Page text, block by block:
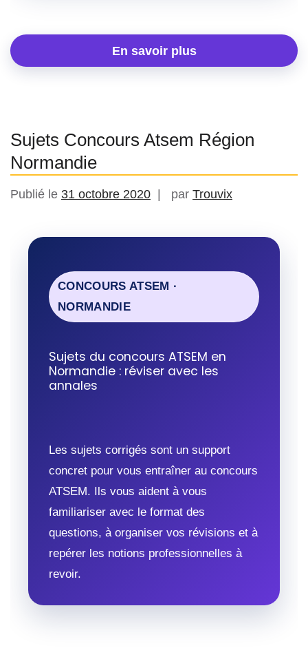
En savoir plus
Sujets Concours Atsem Région
Normandie
Publié le 31 octobre 2020 par Trouvix
CONCOURS ATSEM ·
NORMANDIE
Sujets du concours ATSEM en
Normandie : réviser avec les
annales
Les sujets corrigés sont un support
concret pour vous entraîner au concours
ATSEM. Ils vous aident à vous
familiariser avec le format des
questions, à organiser vos révisions et à
repérer les notions professionnelles à
revoir.